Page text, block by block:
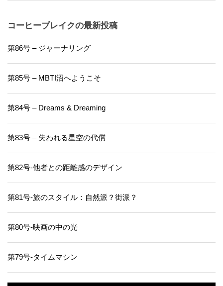
コーヒーブレイクの最新投稿
第86号 – ジャーナリング
第85号 – MBTI沼へようこそ
第84号 – Dreams & Dreaming
第83号 – 失われる星空の代償
第82号-他者との距離感のデザイン
第81号-旅のスタイル：自然派？街派？
第80号-映画の中の光
第79号-タイムマシン